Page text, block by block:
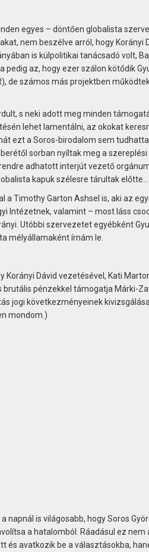
egyes – döntően globalista
nem beszélve arról, hogy Korányi
is külpolitikai tanácsadó volt,
az, hogy ezer szálon kötődik
de számos más projektben
s neki adott meg minden
lehet lamentálni, az okokat
ezt a Soros-birodalom sem tudhatta
sorban nyíltak meg a szereplési
adhatott interjút vezető
kapuk szélesre tárultak előtte…
a Timothy Garton Ashsel is, aki az
Intézetnek, valamint – most láss
Utóbbi szervezetet egyébként
mélyállamaként írnám le.
Dávid vezetésével, Kati
pénzekkel támogatja Márki-
jogi következményeinek
mondom.)
is világosabb, hogy Soros
a hatalomból. Ráadásul ez nem
és avatkozik be a választásokba,